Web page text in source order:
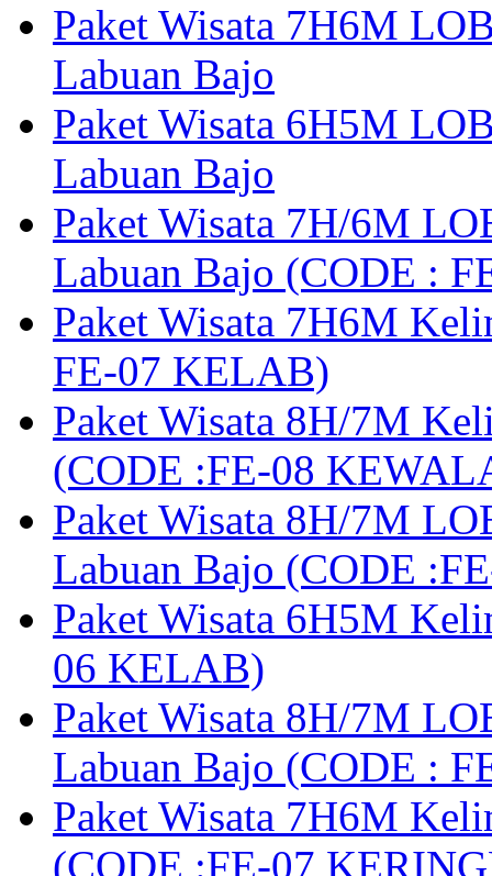
Paket Wisata 7H6M
Labuan Bajo
Paket Wisata 6H5M
Labuan Bajo
Paket Wisata 7H/6M
Labuan Bajo (CODE :
Paket Wisata 7H6M
FE-07 KELAB)
Paket Wisata 8H/7M
(CODE :FE-08
Paket Wisata 8H/7M
Labuan Bajo (CODE
Paket Wisata 6H5M
06 KELAB)
Paket Wisata 8H/7M
Labuan Bajo (CODE :
Paket Wisata 7H6M
(CODE :FE-07